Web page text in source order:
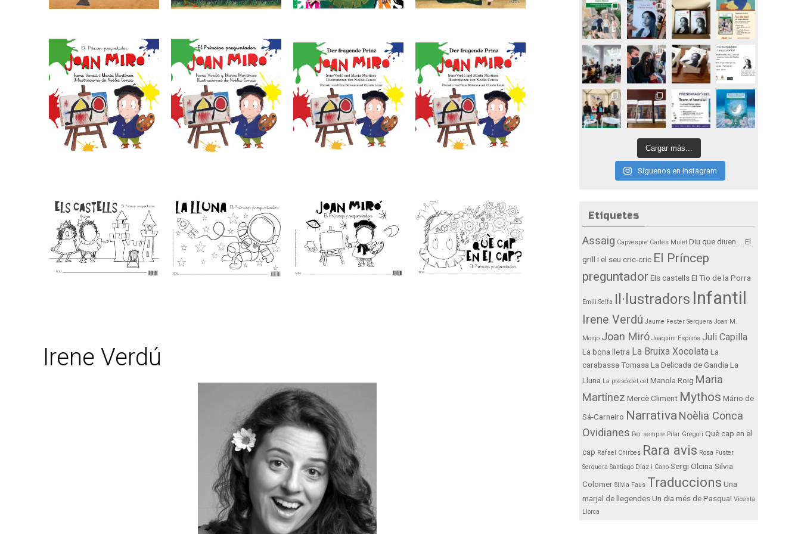
Irene Verdú
Cargar más...
Síguenos en Instagram
Etiquetes
Assaig Capvespre Carles Mulet Diu que diuen...
El
grill i el seu cric-cric El Príncep
preguntadorEls castellsEl Tio de la Porra
Emili Selfa Il·lustradors Infantil
Irene Verdú Jaume Fester Serquera Joan M.
Monjo Joan Miró Joaquim Espinós Juli Capilla
La bona lletra La Bruixa XocolataLa
carabassa Tomasa La Delicada de Gandia La
Lluna La presó del cel Manola Roig Maria
Martínez Mercè Climent Mythos Mário de
Sá-Carneiro NarrativaNoèlia Conca
Ovidianes Per sempre Pilar Gregori Què cap en el
cap Rafael Chirbes Rara avis Rosa Fuster
Serquera Santiago Diaz i Cano Sergi Olcina Silvia
Colomer Silvia Faus Traduccions Una
marjal de llegendesUn dia més de Pasqua! Vicenta
Llorca